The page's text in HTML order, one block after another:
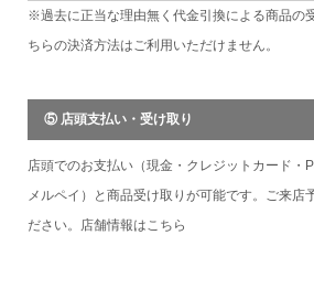
※過去に正当な理由無く代金引換による商品の
ちらの決済方法はご利用いただけません。
⑤ 店頭支払い・受け取り
店頭でのお支払い（現金・クレジットカード・
メルペイ）と商品受け取りが可能です。ご来店
ださい。店舗情報は こちら